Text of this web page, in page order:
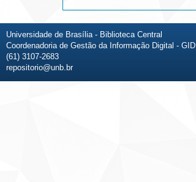
Universidade de Brasília - Biblioteca Central
Coordenadoria de Gestão da Informação Digital - GID
(61) 3107-2683
repositorio@unb.br